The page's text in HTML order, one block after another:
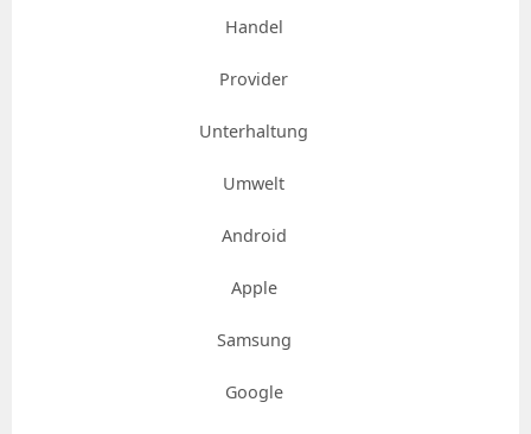
Handel
Provider
Unterhaltung
Umwelt
Android
Apple
Samsung
Google